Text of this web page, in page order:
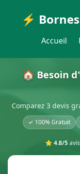
⚡
Accueil
🏠 Besoin
Comparez 3 devis
✓ 100% Gratuit
⭐ 4.8/5avis